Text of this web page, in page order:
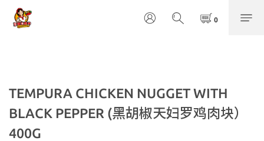
TEMPURA CHICKEN NUGGET WITH
BLACK PEPPER (黑胡椒天妇罗鸡肉块）
400G